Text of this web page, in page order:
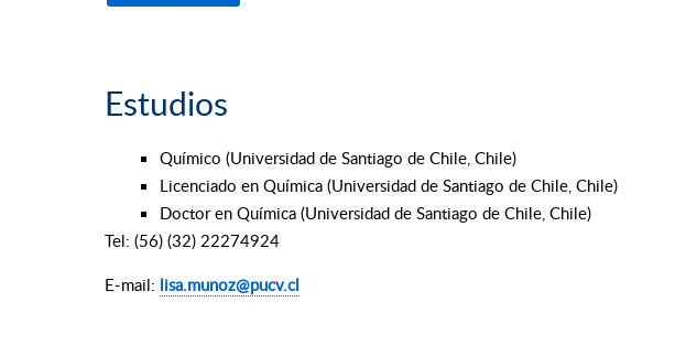
Estudios
Químico (Universidad de Santiago de Chile, Chile)
Licenciado en Química (Universidad de Santiago de Chile, Chile)
Doctor en Química (Universidad de Santiago de Chile, Chile)
Tel: (56) (32) 22274924
E-mail: lisa.munoz@pucv.cl